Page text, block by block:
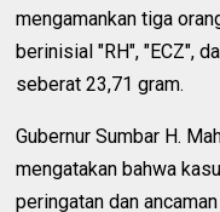
mengamankan tiga
berinisial "RH", "ECZ",
seberat 23,71 gram.
Gubernur Sumbar H.
mengatakan bahwa
peringatan dan